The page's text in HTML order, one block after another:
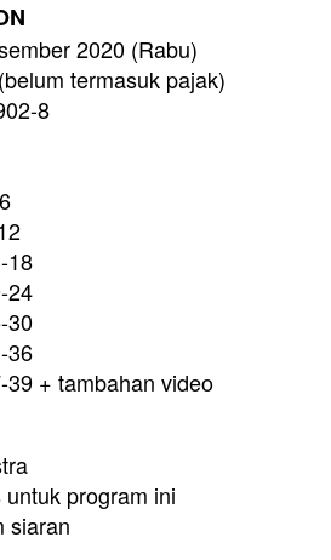
2020 (Rabu)
termasuk pajak)
8
18
24
30
36
+ tambahan video
program ini
siaran